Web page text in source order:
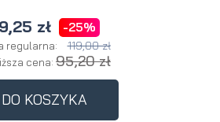
zł -25%
regularna: 119,00 zł
cena: 95,20 zł
DO KOSZYKA